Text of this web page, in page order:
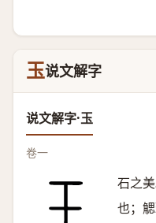
玉说文解字
说文解字·玉
卷一
石之
也；